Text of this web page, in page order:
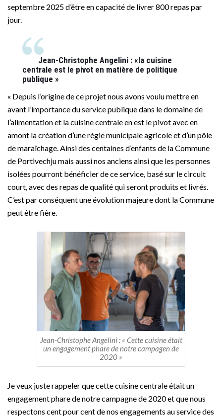
septembre 2025 d’être en capacité de livrer 800 repas par
jour.
Jean-Christophe Angelini : «la cuisine
centrale est le pivot en matière de politique
publique »
« Depuis l’origine de ce projet nous avons voulu mettre en
avant l’importance du service publique dans le domaine de
l’alimentation et la cuisine centrale en est le pivot avec en
amont la création d’une régie municipale agricole et d’un pôle
de maraîchage. Ainsi des centaines d’enfants de la Commune
de Portivechju mais aussi nos anciens ainsi que les personnes
isolées pourront bénéficier de ce service, basé sur le circuit
court, avec des repas de qualité qui seront produits et livrés.
C’est par conséquent une évolution majeure dont la Commune
peut être fière.
Jean-Christophe Angelini : « Cette cuisine était
un engagement phare de notre campagen de
2020 »
Je veux juste rappeler que cette cuisine centrale était un
engagement phare de notre campagne de 2020 et que nous
respectons cent pour cent de nos engagements au service des